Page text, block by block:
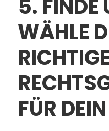
5. FINDE
WÄHLE
RICHTIGE
FÜR